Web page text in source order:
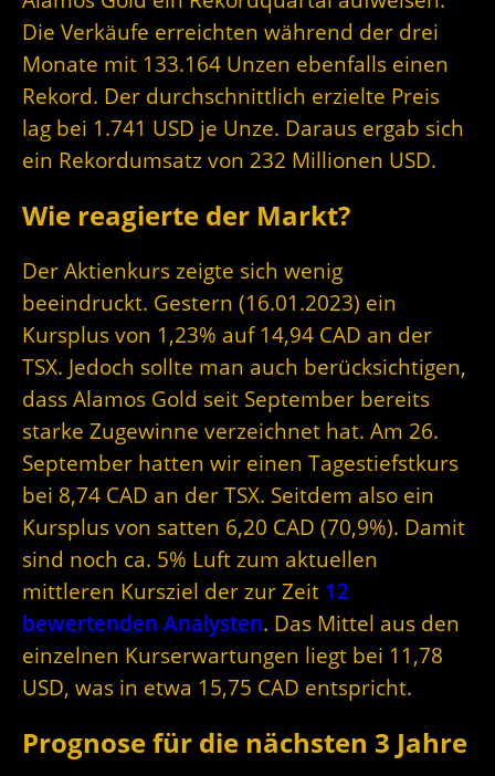
Die Verkäufe erreichten während der drei
Monate mit 133.164 Unzen ebenfalls einen
Rekord. Der durchschnittlich erzielte Preis
lag bei 1.741 USD je Unze. Daraus ergab sich
ein Rekordumsatz von 232 Millionen USD.
Wie reagierte der Markt?
Der Aktienkurs zeigte sich wenig
beeindruckt. Gestern (16.01.2023) ein
Kursplus von 1,23% auf 14,94 CAD an der
TSX. Jedoch sollte man auch berücksichtigen,
dass Alamos Gold seit September bereits
starke Zugewinne verzeichnet hat. Am 26.
September hatten wir einen Tagestiefstkurs
bei 8,74 CAD an der TSX. Seitdem also ein
Kursplus von satten 6,20 CAD (70,9%). Damit
sind noch ca. 5% Luft zum aktuellen
mittleren Kursziel der zur Zeit 12
bewertenden Analysten. Das Mittel aus den
einzelnen Kurserwartungen liegt bei 11,78
USD, was in etwa 15,75 CAD entspricht.
Prognose für die nächsten 3 Jahre